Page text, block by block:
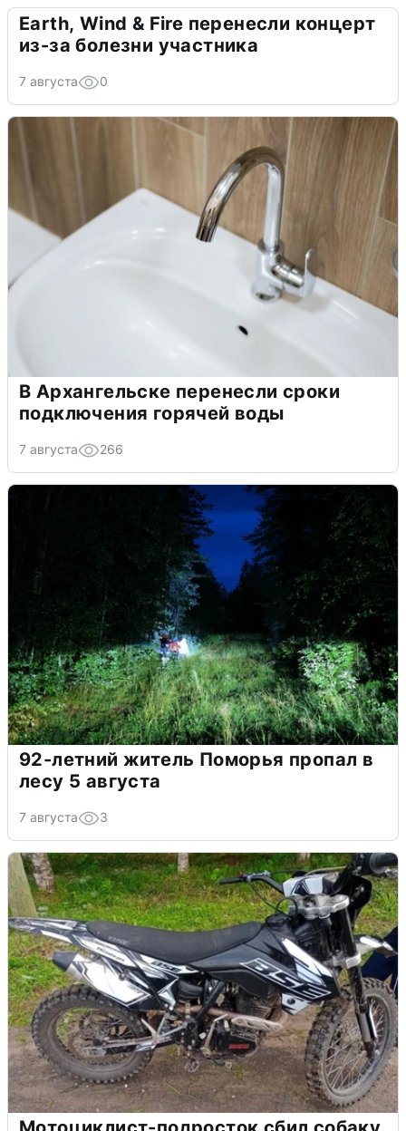
Earth, Wind & Fire перенесли концерт
из-за болезни участника
7 августа 0
В Архангельске перенесли сроки
подключения горячей воды
7 августа 266
92-летний житель Поморья пропал в
лесу 5 августа
7 августа 3